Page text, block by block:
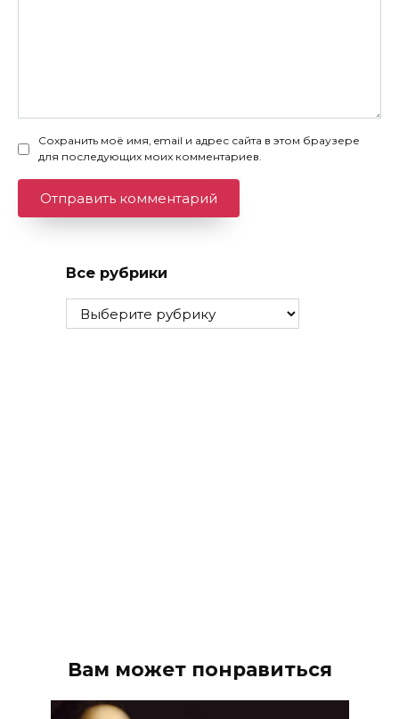
Сохранить моё имя, email и адрес сайта в этом браузере
для последующих моих комментариев.
Все рубрики
Все
рубрики
Вам может понравиться